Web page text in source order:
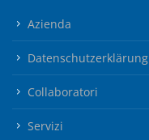
Azienda
Datenschutzerklärung
Collaboratori
Servizi